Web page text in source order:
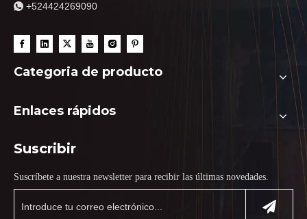
 +524424269090
Categoria de producto
Enlaces rápidos
Suscribir
Suscríbete a nuestra newsletter para recibir las últimas novedades.